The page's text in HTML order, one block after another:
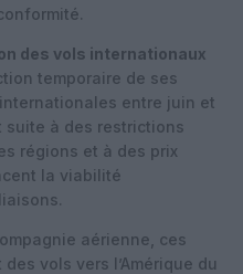
des vols internationaux
temporaire de ses
entre juin et
à des restrictions
régions et à des prix
la viabilité
aérienne, ces
vols vers l’Amérique du